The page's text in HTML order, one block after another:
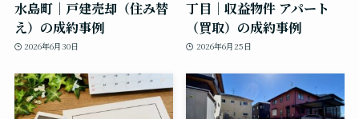
水島町｜戸建売却（住み替
え）の成約事例
2026年6月30日
丁目｜収益物件 アパート
（買取）の成約事例
2026年6月25日